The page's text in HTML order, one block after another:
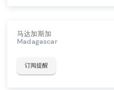
马达加斯加
Madagascar
订阅提醒